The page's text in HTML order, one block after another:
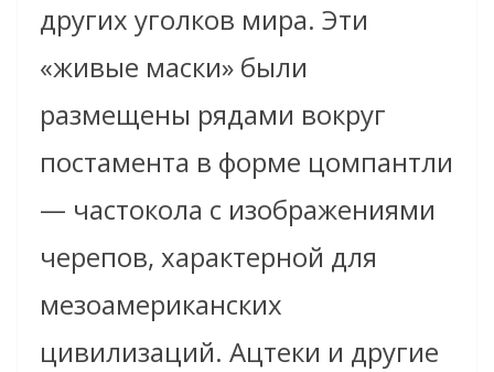
других уголков мира. Эти
«живые маски» были
размещены рядами вокруг
постамента в форме цомпантли
— частокола с изображениями
черепов, характерной для
мезоамериканских
цивилизаций. Ацтеки и другие